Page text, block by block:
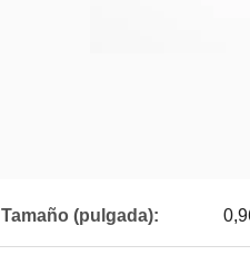
Tamaño (pulgada):